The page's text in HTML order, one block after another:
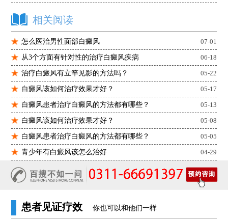
相关阅读
怎么医治男性面部白癜风 07-01
从3个方面有针对性的治疗白癜风疾病 06-18
治疗白癜风有立竿见影的方法吗？ 05-22
白癜风该如何治疗效果才好？ 05-17
白癜风患者治疗白癜风的方法都有哪些？ 05-13
白癜风该如何治疗效果才好？ 05-08
白癜风患者治疗白癜风的方法都有哪些？ 05-05
青少年有白癜风该怎么治好 04-29
患者见证疗效 你也可以和他们一样